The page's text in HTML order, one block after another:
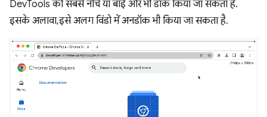
DevTools को सबसे नीचे या बाईं ओर भी डॉक किया जा सकता है.
इसके अलावा, इसे अलग विंडो में अनडॉक भी किया जा सकता है.